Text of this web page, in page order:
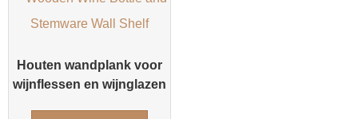
Houten wandplank voor
wijnflessen en wijnglazen